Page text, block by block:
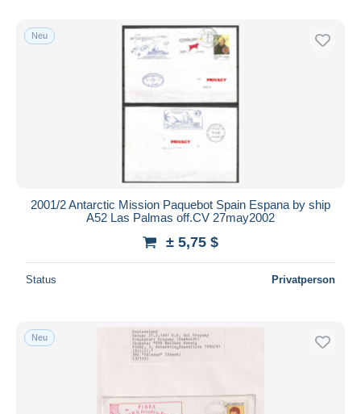
Kostenloser Versand
Zahlungsmethoden
PayPal
Banküberweisung
Maestro
Gesamte Auswahl aufheben
Wohnsitz des Verkäufers
Übernehmen
Neu
2001/2 Antarctic Mission Paquebot Spain Espana by ship
A52 Las Palmas off.CV 27may2002
± 5,75 $
Status Privatperson
Neu